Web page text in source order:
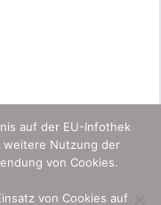
auf der EU-Infothek
weitere Nutzung der
von Cookies.
von Cookies auf